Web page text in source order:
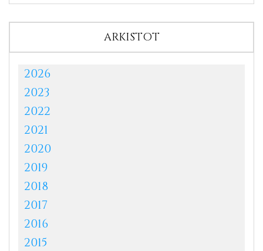
ARKISTOT
2026
2023
2022
2021
2020
2019
2018
2017
2016
2015